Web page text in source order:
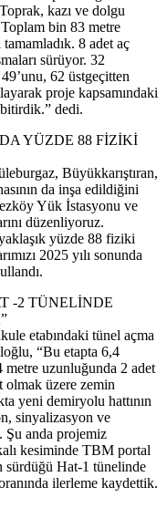
kazı ve dolgu
Toplam bin 83 metre
8 adet aç
sürüyor. 32
62 üstgeçitten
proje kapsamındaki
dedi.
YÜZDE 88 FİZİKİ
Büyükkarıştıran,
da inşa edildiğini
Yük İstasyonu ve
düzenliyoruz.
yüzde 88 fiziki
2025 yılı sonunda
-2 TÜNELİNDE
etabındaki tünel açma
“Bu etapta 6,4
uzunluğunda 2 adet
olmak üzere zemin
yeni demiryolu hattının
sinyalizasyon ve
Şu anda projemiz
kesiminde TBM portal
sürdüğü Hat-1 tünelinde
ilerleme kaydettik.